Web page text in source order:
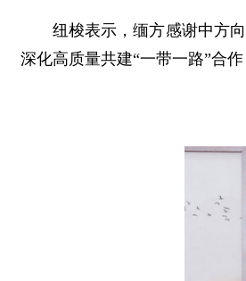
纽梭表示，缅方感谢中方
深化高质量共建“一带一路”合